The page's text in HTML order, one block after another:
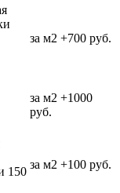
за м2 +700 руб.
за м2 +1000
руб.
150
за м2 +100 руб.